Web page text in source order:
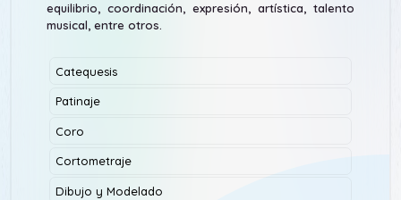
equilibrio, coordinación, expresión, artística, talento
musical, entre otros.
Catequesis
Patinaje
Coro
Cortometraje
Dibujo y Modelado